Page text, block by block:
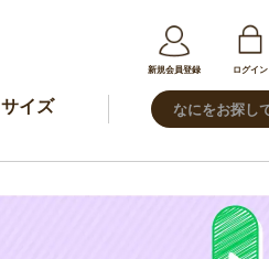
新規会員登録 ログイン
サイズ